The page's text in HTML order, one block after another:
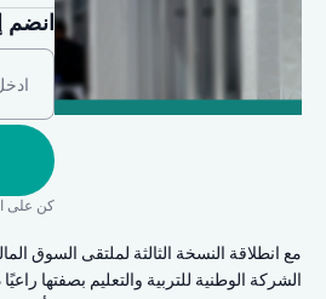
انضم
كن على
الشركة الوطنية للتربية والتعليم بصفتها